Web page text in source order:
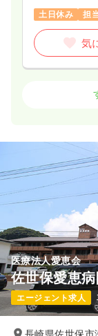
土日休み
担
気
正・准看
時間 8:30～
土日祝休み
気
医療法人愛恵会
佐世保愛恵
エージェント求人
長崎県佐世保